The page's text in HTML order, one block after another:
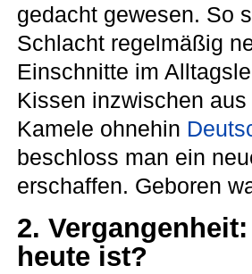
gedacht gewesen. So
Schlacht regelmäßig
Einschnitte im
Kissen inzwischen
Kamele ohnehin
beschloss man ein
erschaffen. Geboren
2.
heute ist?